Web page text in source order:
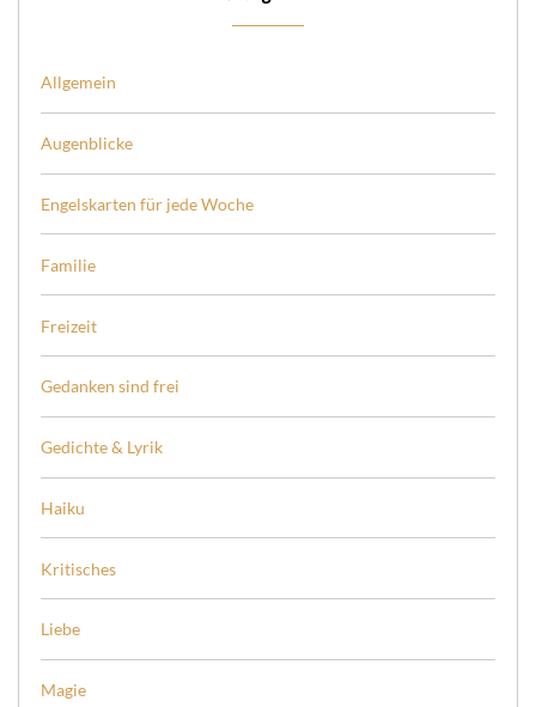
Allgemein
Augenblicke
Engelskarten für jede Woche
Familie
Freizeit
Gedanken sind frei
Gedichte & Lyrik
Haiku
Kritisches
Liebe
Magie